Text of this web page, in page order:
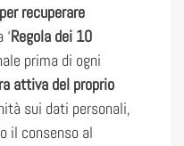
recuperare
Regola dei 10
prima di ogni
attiva del proprio
sui dati personali,
il consenso al